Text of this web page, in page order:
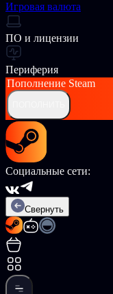
Игровая валюта
ПО и лицензии
Периферия
Пополнение Steam
Социальные сети:
Свернуть